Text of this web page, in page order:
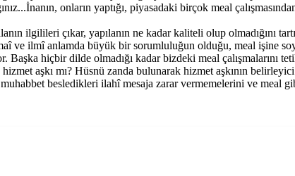
onların yaptığı, piyasadaki birçok meal
ilgilileri çıkar, yapılanın ne kadar kaliteli olup olmadığını
ve ilmî anlamda büyük bir sorumluluğun olduğu, meal işine
hiçbir dilde olmadığı kadar bizdeki meal çalışmalarını
aşkı mı? Hüsnü zanda bulunarak hizmet aşkının
besledikleri ilahî mesaja zarar vermemelerini ve meal